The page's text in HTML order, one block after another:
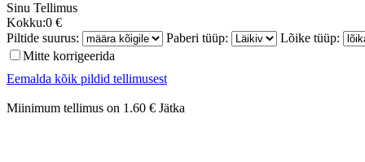
Sinu Tellimus
Kokku:0 €
Piltide suurus:
Paberi tüüp:
Lõike tüüp:
Mitte korrigeerida
Eemalda kõik pildid tellimusest
Miinimum tellimus on 1.60 € Jätka